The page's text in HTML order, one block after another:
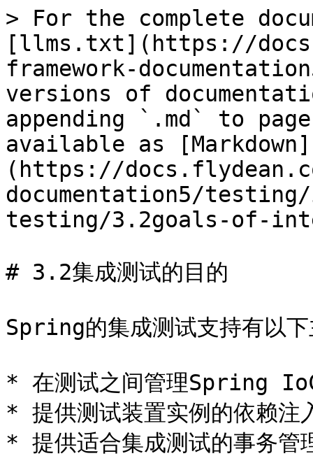
> For the complete
[llms.txt](https://
framework-
versions of
appending `.md` to
available as [Markdown]
(https://
documentation5/
testing/3.2goals-of-
# 3.2集成测试的目的
Spring的集成测试支持有以下
* 在测试之间管理Spring
* 提供测试装置实例的依赖注
* 提供适合集成测试的事务管